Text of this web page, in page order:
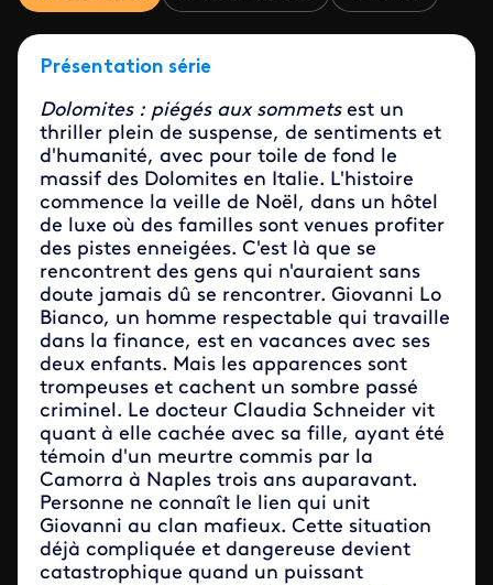
Présentation série
Dolomites : piégés aux sommetsest un
thriller plein de suspense, de sentiments et
d'humanité, avec pour toile de fond le
massif des Dolomites en Italie. L'histoire
commence la veille de Noël, dans un hôtel
de luxe où des familles sont venues profiter
des pistes enneigées. C'est là que se
rencontrent des gens qui n'auraient sans
doute jamais dû se rencontrer. Giovanni Lo
Bianco, un homme respectable qui travaille
dans la finance, est en vacances avec ses
deux enfants. Mais les apparences sont
trompeuses et cachent un sombre passé
criminel. Le docteur Claudia Schneider vit
quant à elle cachée avec sa fille, ayant été
témoin d'un meurtre commis par la
Camorra à Naples trois ans auparavant.
Personne ne connaît le lien qui unit
Giovanni au clan mafieux. Cette situation
déjà compliquée et dangereuse devient
catastrophique quand un puissant